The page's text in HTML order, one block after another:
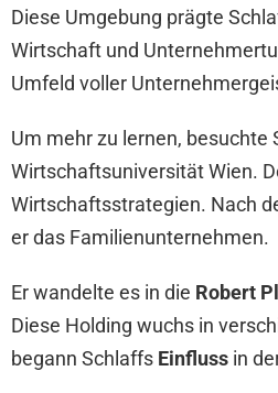
Diese Umgebung prägte
Wirtschaft und
Umfeld voller
Um mehr zu lernen, besuchte
Wirtschaftsuniversität Wien.
Wirtschaftsstrategien. Nach
er das Familienunternehmen.
Er wandelte es in die Robert
Diese Holding wuchs in
begann Schlaffs Einfluss in